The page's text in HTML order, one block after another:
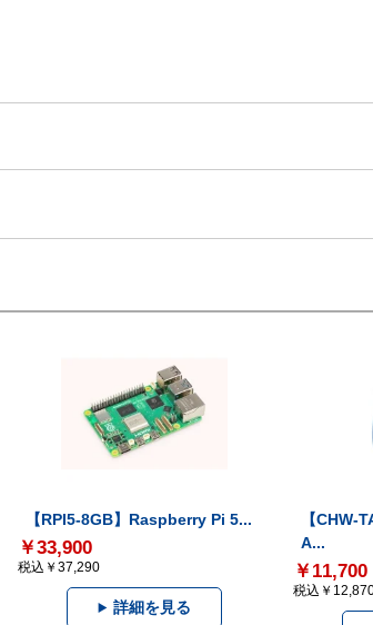
【RPI5-8GB】Raspberry Pi 5...
￥33,900
税込￥37,290
詳細を見る
【CHW-
A...
￥11,700
税込￥